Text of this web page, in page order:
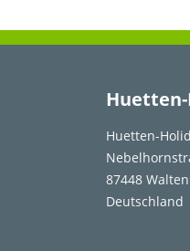
Huetten-
87448
Deutschland